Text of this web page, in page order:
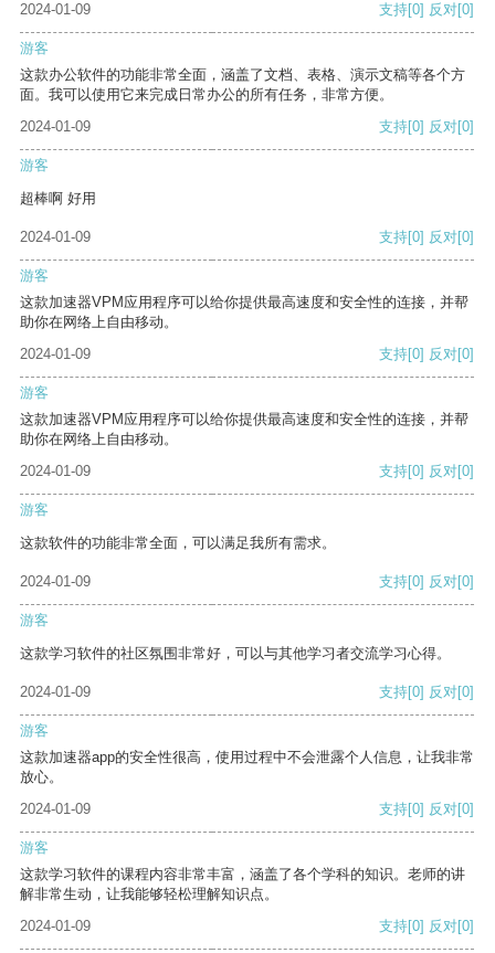
2024-01-09 支持[0] 反对[0]
游客
这款办公软件的功能非常全面，涵盖了文档、表格、演示文稿等各个方
面。我可以使用它来完成日常办公的所有任务，非常方便。
2024-01-09
支持[0] 反对[0]
游客
超棒啊 好用
2024-01-09 支持[0] 反对[0]
游客
这款加速器VPM应用程序可以给你提供最高速度和安全性的连接，并帮
助你在网络上自由移动。
2024-01-09
支持[0] 反对[0]
游客
这款加速器VPM应用程序可以给你提供最高速度和安全性的连接，并帮
助你在网络上自由移动。
2024-01-09
支持[0] 反对[0]
游客
这款软件的功能非常全面，可以满足我所有需求。
2024-01-09 支持[0] 反对[0]
游客
这款学习软件的社区氛围非常好，可以与其他学习者交流学习心得。
2024-01-09 支持[0] 反对[0]
游客
这款加速器app的安全性很高，使用过程中不会泄露个人信息，让我非常
放心。
2024-01-09
支持[0] 反对[0]
游客
这款学习软件的课程内容非常丰富，涵盖了各个学科的知识。老师的讲
解非常生动，让我能够轻松理解知识点。
2024-01-09
支持[0] 反对[0]